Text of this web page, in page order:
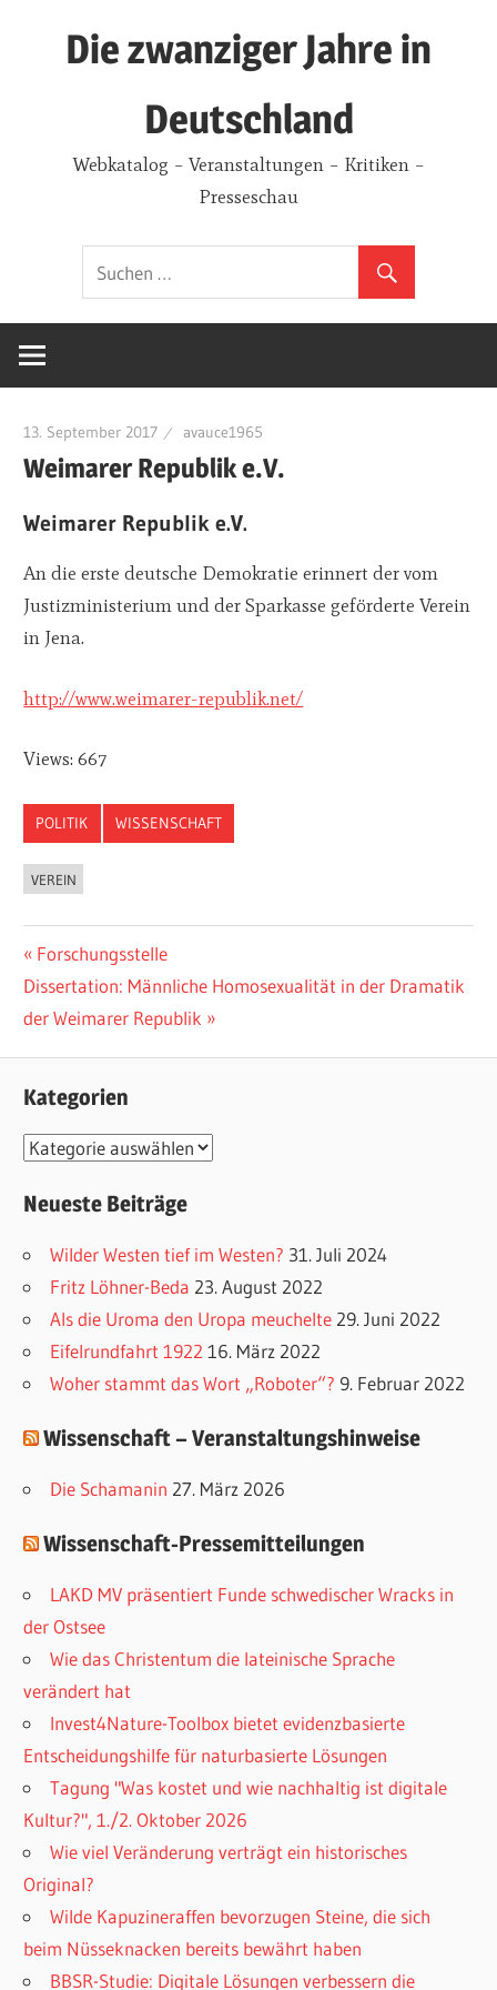
Die zwanziger Jahre in
Deutschland
Webkatalog – Veranstaltungen – Kritiken –
Presseschau
13. September 2017 avauce1965
Weimarer Republik e.V.
Weimarer Republik e.V.
An die erste deutsche Demokratie erinnert der vom
Justizministerium und der Sparkasse geförderte Verein
in Jena.
http://www.weimarer-republik.net/
Views: 667
POLITIK WISSENSCHAFT
VEREIN
Beitragsnavigation
Vorheriger
Beitrag:
Forschungsstelle
Nächster
Beitrag:
Dissertation: Männliche Homosexualität in der Dramatik
der Weimarer Republik
Kategorien
K
t
n
Neueste Beiträge
Wilder Westen tief im Westen? 31. Juli 2024
Fritz Löhner-Beda 23. August 2022
Als die Uroma den Uropa meuchelte 29. Juni 2022
Eifelrundfahrt 1922 16. März 2022
Woher stammt das Wort „Roboter“? 9. Februar 2022
Wissenschaft – Veranstaltungshinweise
Die Schamanin 27. März 2026
Wissenschaft-Pressemitteilungen
LAKD MV präsentiert Funde schwedischer Wracks in
der Ostsee
Wie das Christentum die lateinische Sprache
verändert hat
Invest4Nature-Toolbox bietet evidenzbasierte
Entscheidungshilfe für naturbasierte Lösungen
Tagung "Was kostet und wie nachhaltig ist digitale
Kultur?", 1./2. Oktober 2026
Wie viel Veränderung verträgt ein historisches
Original?
Wilde Kapuzineraffen bevorzugen Steine, die sich
beim Nüsseknacken bereits bewährt haben
BBSR-Studie: Digitale Lösungen verbessern die